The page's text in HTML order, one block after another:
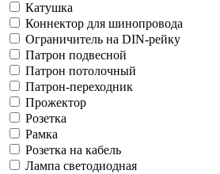
Катушка
Коннектор для шинопровода
Ограничитель на DIN-рейку
Патрон подвесной
Патрон потолочный
Патрон-переходник
Прожектор
Розетка
Рамка
Розетка на кабель
Лампа светодиодная